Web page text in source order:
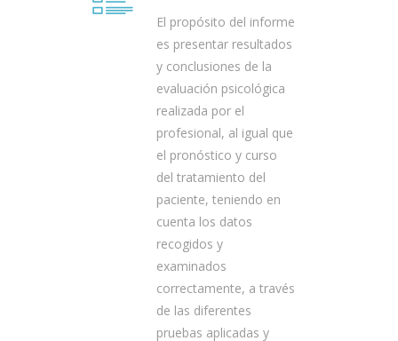
El propósito del informe
es presentar resultados
y conclusiones de la
evaluación psicológica
realizada por el
profesional, al igual que
el pronóstico y curso
del tratamiento del
paciente, teniendo en
cuenta los datos
recogidos y
examinados
correctamente, a través
de las diferentes
pruebas aplicadas y